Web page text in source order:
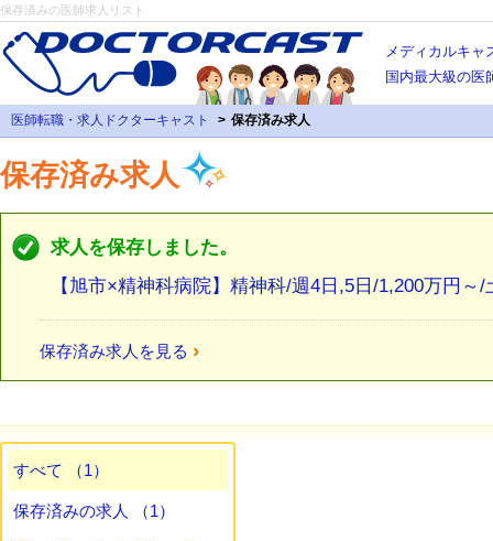
保存済みの医師求人リスト
メディカルキャ
国内最大級の医
医師転職・求人ドクターキャスト 保存済み求人
保存済み求人
求人を保存しました。
【旭市×精神科病院】精神科/週4日,5日/1,200万円～
保存済み求人を見る ›
すべて （1）
保存済みの求人 （1）